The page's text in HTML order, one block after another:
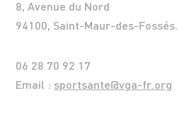
8, Avenue du Nord
94100, Saint-Maur-des-Fossés.
06 28 70 92 17
Email : sportsante@vga-fr.org